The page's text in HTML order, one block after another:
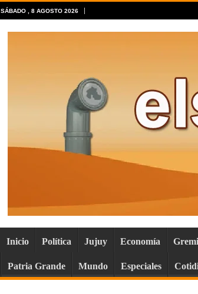
SÁBADO , 8 AGOSTO 2026
Inicio Política Jujuy Economía
Patria Grande Mundo Especiales